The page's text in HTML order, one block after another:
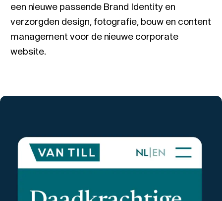
een nieuwe passende Brand Identity en
verzorgden design, fotografie, bouw en content
management voor de nieuwe corporate
website.